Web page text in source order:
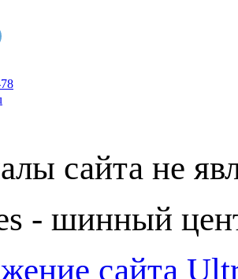
сайта не
- шинный
сайта